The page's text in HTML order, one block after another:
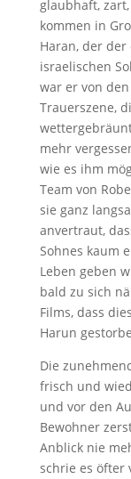
glaubhaft,
kommen in
Haran, der
israelischen
war er von
Trauerszene,
mehr
wie es ihm
Team von
sie ganz
anvertraut,
Sohnes kaum
Leben geben
bald zu sich
Films, dass
Harun
Die
frisch und
und vor den
Bewohner
Anblick nie
schrie es öfter